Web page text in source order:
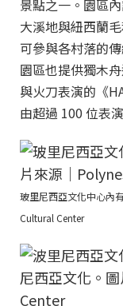
景點之一。園區
大溪地與紐西蘭
可參與各村落的
園區也提供獨木
與火刀表演的《
由超過 100 位表
玻里尼西亞文化中心內
Cultural Center